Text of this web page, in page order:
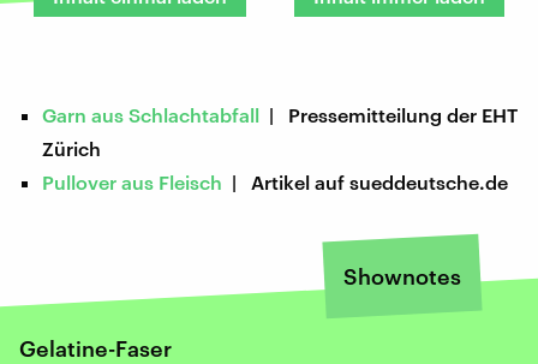
Garn aus Schlachtabfall | Pressemitteilung der EHT
Zürich
Pullover aus Fleisch | Artikel auf sueddeutsche.de
Shownotes
Gelatine-Faser